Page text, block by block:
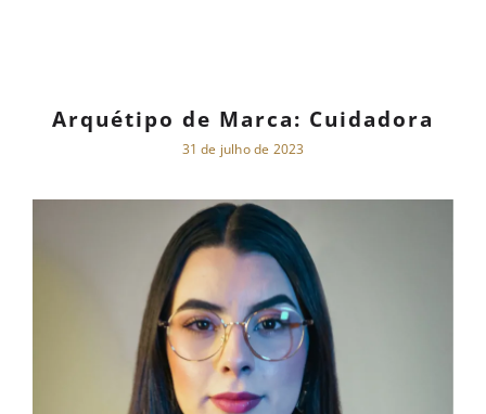
Arquétipo de Marca: Cuidadora
31 de julho de 2023